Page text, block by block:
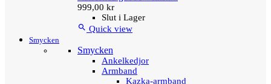
999,00 kr
Slut i Lager
 Quick view
Smycken
Smycken
Ankelkedjor
Armband
Kazka-armband